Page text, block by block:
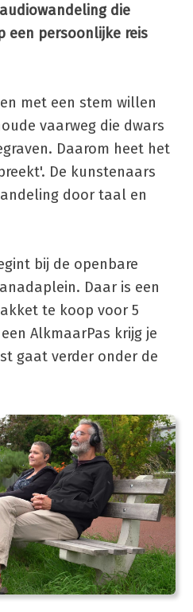
die
een persoonlijke reis
met een stem willen
vaarweg die dwars
Daarom heet het
De kunstenaars
door taal en
bij de openbare
Daar is een
te koop voor 5
AlkmaarPas krijg je
gaat verder onder de